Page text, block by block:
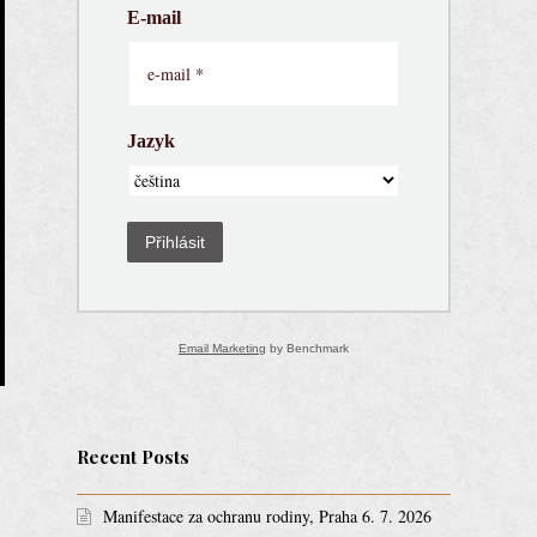
E-mail
Jazyk
Přihlásit
Email Marketing by Benchmark
Recent Posts
Manifestace za ochranu rodiny, Praha 6. 7. 2026